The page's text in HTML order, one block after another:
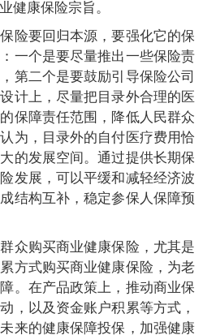
健康保险宗旨。
险要回归本源，要强化它的保
一个是要尽量推出一些保险责
第二个是要鼓励引导保险公司
计上，尽量把目录外合理的医
保障责任范围，降低人民群众
为，目录外的自付医疗费用恰
的发展空间。通过提供长期保
发展，可以平缓和减轻经济波
结构互补，稳定参保人保障预
众购买商业健康保险，尤其是
方式购买商业健康保险，为老
。在产品政策上，推动商业保
，以及资金账户积累等方式，
来的健康保障投保，加强健康